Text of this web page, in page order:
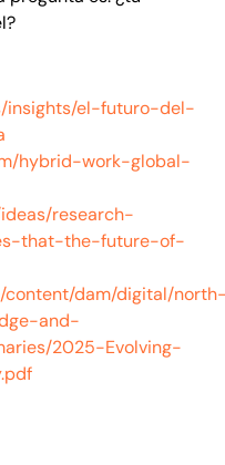
insights/el-futuro-del-
hybrid-work-global-
research-
that-the-future-of-
content/dam/digital/
and-
2025-Evolving-